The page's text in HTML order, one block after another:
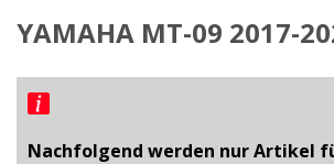
YAMAHA MT-09 2017-
Nachfolgend werden nur Artikel